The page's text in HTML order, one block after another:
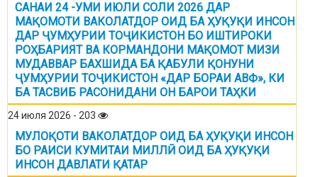
САНАИ 24 -УМИ ИЮЛИ СОЛИ 2026 ДАР
МАҚОМОТИ ВАКОЛАТДОР ОИД БА ҲУҚУҚИ ИНСОН
ДАР ҶУМҲУРИИ ТОҶИКИСТОН БО ИШТИРОКИ
РОҲБАРИЯТ ВА КОРМАНДОНИ МАҚОМОТ МИЗИ
МУДАВВАР БАХШИДА БА ҚАБУЛИ ҚОНУНИ
ҶУМҲУРИИ ТОҶИКИСТОН «ДАР БОРАИ АВФ», КИ
БА ТАСВИБ РАСОНИДАНИ ОН БАРОИ ТАҲКИ
24 июля 2026 - 203
МУЛОҚОТИ ВАКОЛАТДОР ОИД БА ҲУҚУҚИ ИНСОН
БО РАИСИ КУМИТАИ МИЛЛӢ ОИД БА ҲУҚУҚИ
ИНСОН ДАВЛАТИ ҚАТАР